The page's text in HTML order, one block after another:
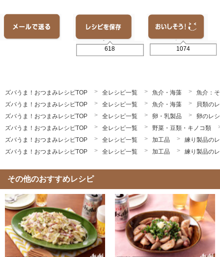
618 1074
ズバうま！おつまみレシピTOP 全レシピ一覧 魚介・海藻
魚介：
ズバうま！おつまみレシピTOP
全レシピ一覧 魚介・海藻
貝類の
ズバうま！おつまみレシピTOP
全レシピ一覧 卵・乳製品
卵のレ
ズバうま！おつまみレシピTOP
全レシピ一覧
野菜・豆類・キノコ類
ズバうま！おつまみレシピTOP
全レシピ一覧 加工品
練り製品の
ズバうま！おつまみレシピTOP
全レシピ一覧 加工品 練り製品の
その他のおすすめレシピ